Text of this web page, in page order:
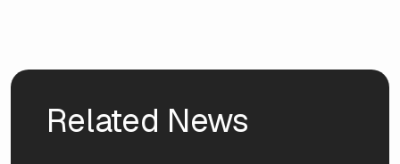
Related News